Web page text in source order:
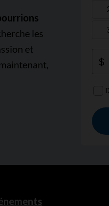
les
et